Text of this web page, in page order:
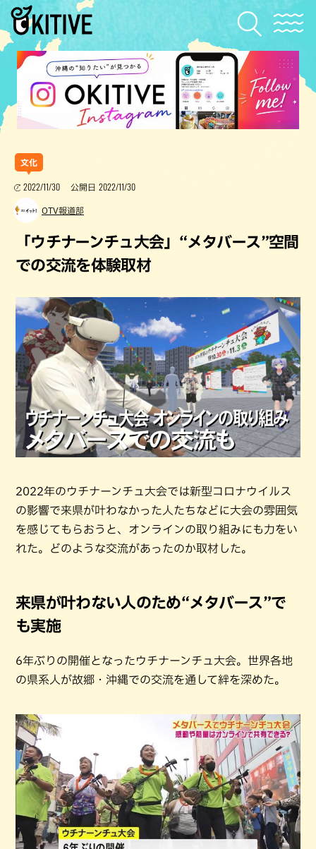
文化
2022/11/30 公開日 2022/11/30
OTV報道部
「ウチナーンチュ大会」“メタバース”空間
での交流を体験取材
2022年のウチナーンチュ大会では新型コロナウイルス
の影響で来県が叶わなかった人たちなどに大会の雰囲気
を感じてもらおうと、オンラインの取り組みにも力をい
れた。どのような交流があったのか取材した。
来県が叶わない人のため“メタバース”で
も実施
6年ぶりの開催となったウチナーンチュ大会。世界各地
の県系人が故郷・沖縄での交流を通して絆を深めた。